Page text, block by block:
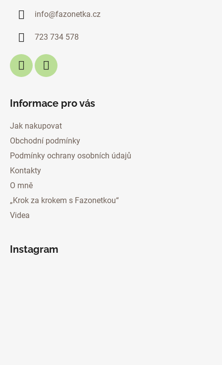
info@fazonetka.cz
723 734 578
Informace pro vás
Jak nakupovat
Obchodní podmínky
Podmínky ochrany osobních údajů
Kontakty
O mně
„Krok za krokem s Fazonetkou“
Videa
Instagram